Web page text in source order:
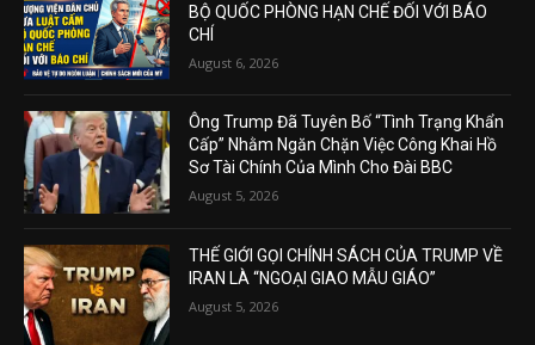
BỘ QUỐC PHÒNG HẠN CHẾ ĐỐI VỚI BÁO
CHÍ
August 6, 2026
Ông Trump Đã Tuyên Bố “Tình Trạng Khẩn
Cấp” Nhằm Ngăn Chặn Việc Công Khai Hồ
Sơ Tài Chính Của Mình Cho Đài BBC
August 5, 2026
THẾ GIỚI GỌI CHÍNH SÁCH CỦA TRUMP VỀ
IRAN LÀ “NGOẠI GIAO MẪU GIÁO”
August 5, 2026